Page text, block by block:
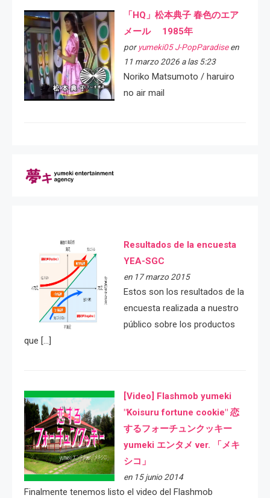
「HQ」松本典子 春色のエア
メール 1985年
por yumeki05 J-PopParadiseen
11 marzo 2026 a las 5:23
Noriko Matsumoto / haruiro
no air mail
Resultados de la encuesta
YEA-SGC
en 17 marzo 2015
Estos son los resultados de la
encuesta realizada a nuestro
público sobre los productos
que […]
[Video] Flashmob yumeki
"Koisuru fortune cookie" 恋
するフォーチュンクッキー
yumeki エンタメ ver. 「メキ
シコ」
en 15 junio 2014
Finalmente tenemos listo el video del Flashmob